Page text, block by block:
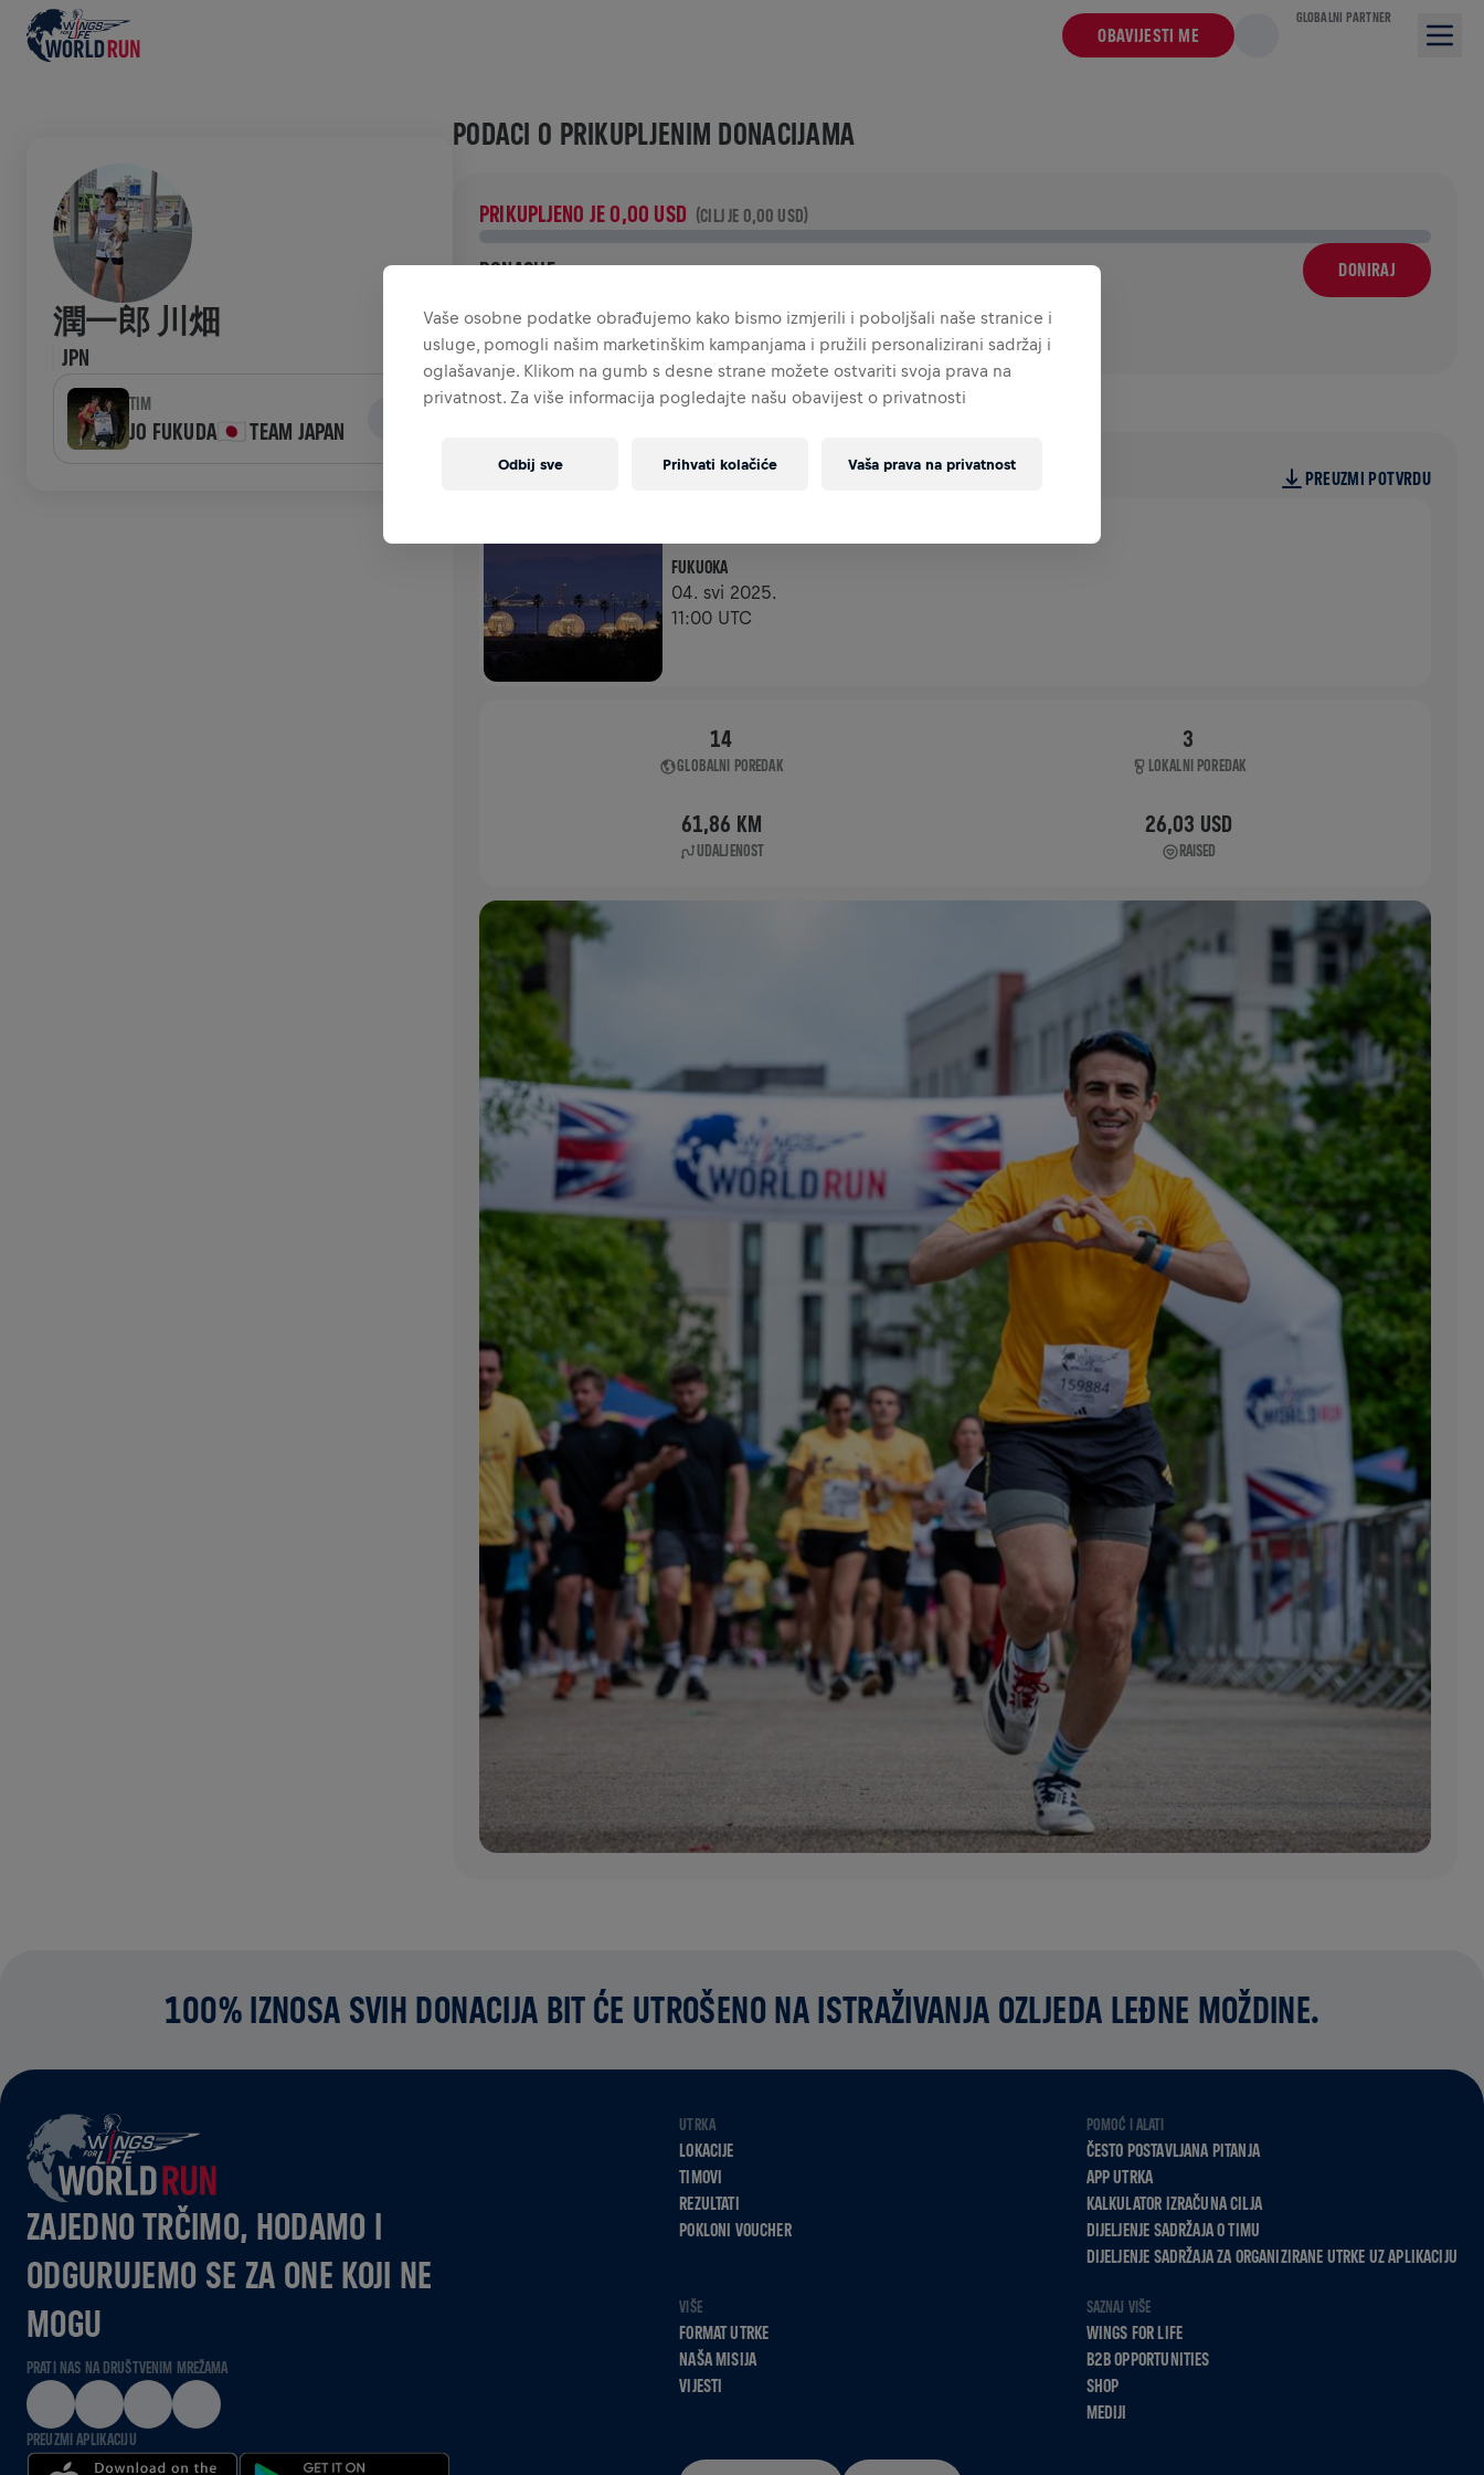
OBAVIJESTI ME
GLOBALNI PARTNER
潤一郎 川畑
JPN
TIM
JO FUKUDA🇯🇵 TEAM JAPAN
PODACI O PRIKUPLJENIM DONACIJAMA
PRIKUPLJENO JE 0,00 USD (CILJ JE 0,00 USD)
DONACIJE DONIRAJ
Pruži svoj doprinos donacijom! 100% iznosa tvoje donacije bit
će utrošeno na istraživanja ozljeda leđne moždine.
POVIJEST
WINGS FOR LIFE WORLD RUN VIJESTI PREUZMI POTVRDU
FUKUOKA
04. svi 2025.
11:00 UTC
14
GLOBALNI POREDAK
3
LOKALNI POREDAK
61,86 KM
UDALJENOST
26,03 USD
RAISED
100% IZNOSA SVIH DONACIJA BIT ĆE UTROŠENO NA ISTRAŽIVANJA OZLJEDA LEĐNE MOŽDINE.
ZAJEDNO TRČIMO, HODAMO I
ODGURUJEMO SE ZA ONE KOJI NE
MOGU
PRATI NAS NA DRUŠTVENIM MREŽAMA
PREUZMI APLIKACIJU
UTRKA
LOKACIJE
TIMOVI
REZULTATI
POKLONI VOUCHER
POMOĆ I ALATI
ČESTO POSTAVLJANA PITANJA
APP UTRKA
KALKULATOR IZRAČUNA CILJA
DIJELJENJE SADRŽAJA O TIMU
DIJELJENJE SADRŽAJA ZA ORGANIZIRANE UTRKE UZ APLIKACIJU
VIŠE
FORMAT UTRKE
NAŠA MISIJA
VIJESTI
SAZNAJ VIŠE
WINGS FOR LIFE
B2B OPPORTUNITIES
SHOP
MEDIJI
Vaše osobne podatke obrađujemo kako bismo izmjerili i poboljšali naše stranice i
usluge, pomogli našim marketinškim kampanjama i pružili personalizirani sadržaj i
oglašavanje. Klikom na gumb s desne strane možete ostvariti svoja prava na
privatnost. Za više informacija pogledajte našu obavijest o privatnosti
Vaša prava na privatnost
Odbij sve Prihvati kolačiće